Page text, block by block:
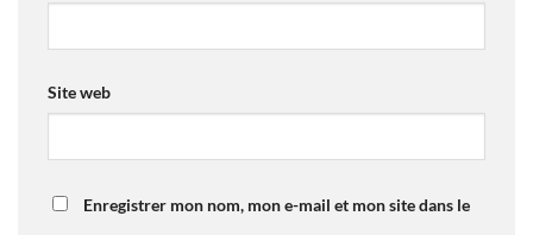
Site web
Enregistrer mon nom, mon e-mail et mon site dans le